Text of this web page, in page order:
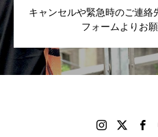
キャンセルや緊急時のご連絡
フォームよりお